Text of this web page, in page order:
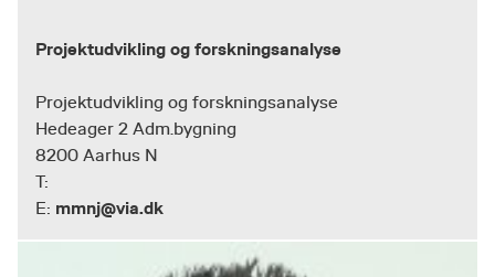
Projektudvikling og forskningsanalyse
Projektudvikling og forskningsanalyse
Hedeager 2 Adm.bygning
8200 Aarhus N
T:
E: mmnj@via.dk